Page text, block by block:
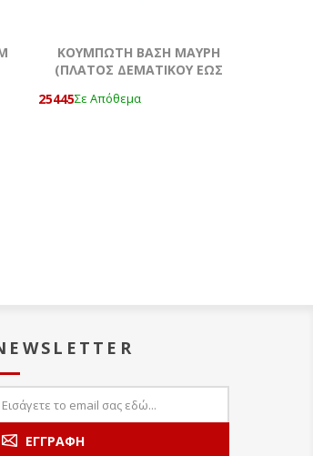
ΚΟΥΜΠΩΤΗ ΒΑΣΗ ΜΑΥΡΗ
(ΠΛΑΤΟΣ ΔΕΜΑΤΙΚΟΥ ΕΩΣ
25445Σε Απόθεμα